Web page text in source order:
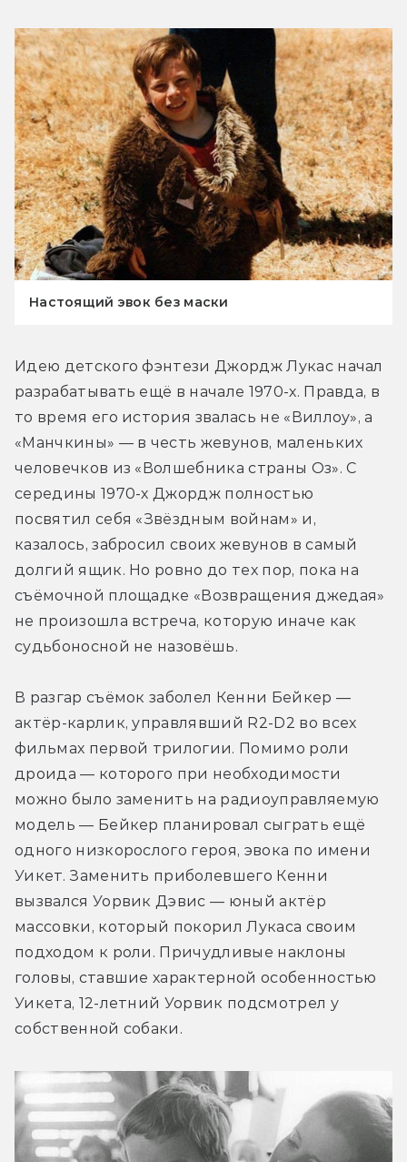
Настоящий эвок без маски
Идею детского фэнтези Джордж Лукас начал
разрабатывать ещё в начале 1970-х. Правда, в
то время его история звалась не «Виллоу», а
«Манчкины» — в честь жевунов, маленьких
человечков из «Волшебника страны Оз». С
середины 1970-х Джордж полностью
посвятил себя «Звёздным войнам» и,
казалось, забросил своих жевунов в самый
долгий ящик. Но ровно до тех пор, пока на
съёмочной площадке «Возвращения джедая»
не произошла встреча, которую иначе как
судьбоносной не назовёшь.
В разгар съёмок заболел Кенни Бейкер —
актёр-карлик, управлявший R2-D2 во всех
фильмах первой трилогии. Помимо роли
дроида — которого при необходимости
можно было заменить на радиоуправляемую
модель — Бейкер планировал сыграть ещё
одного низкорослого героя, эвока по имени
Уикет. Заменить приболевшего Кенни
вызвался Уорвик Дэвис — юный актёр
массовки, который покорил Лукаса своим
подходом к роли. Причудливые наклоны
головы, ставшие характерной особенностью
Уикета, 12-летний Уорвик подсмотрел у
собственной собаки.